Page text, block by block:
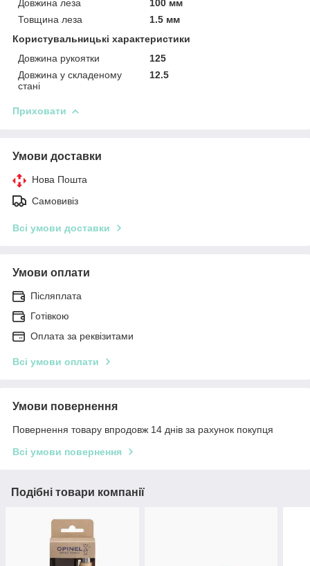
Довжина леза
100 мм
Товщина леза
1.5 мм
Користувальницькі характеристики
Довжина рукоятки
125
Довжина у складеному
стані
12.5
Приховати
Умови доставки
Нова Пошта
Самовивіз
Всі умови доставки
Умови оплати
Післяплата
Готівкою
Оплата за реквізитами
Всі умови оплати
Умови повернення
Повернення товару впродовж 14 днів за рахунок покупця
Всі умови повернення
Подібні товари компанії